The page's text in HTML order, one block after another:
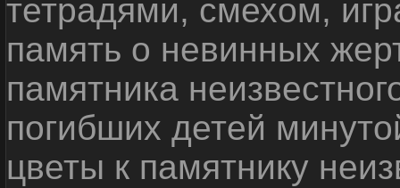
тетрадями, смехом,
память о невинных
памятника
погибших детей
цветы к памятнику